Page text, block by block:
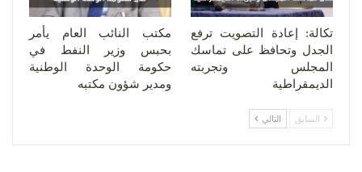
تكالة: إعادة التصويت ترفع
الجدل وتحافظ على تماسك
المجلس وتجربته
الديمقراطية
مكتب النائب العام يأمر
بحبس وزير النفط في
حكومة الوحدة الوطنية
ومدير شؤون مكتبه
السابق التالي